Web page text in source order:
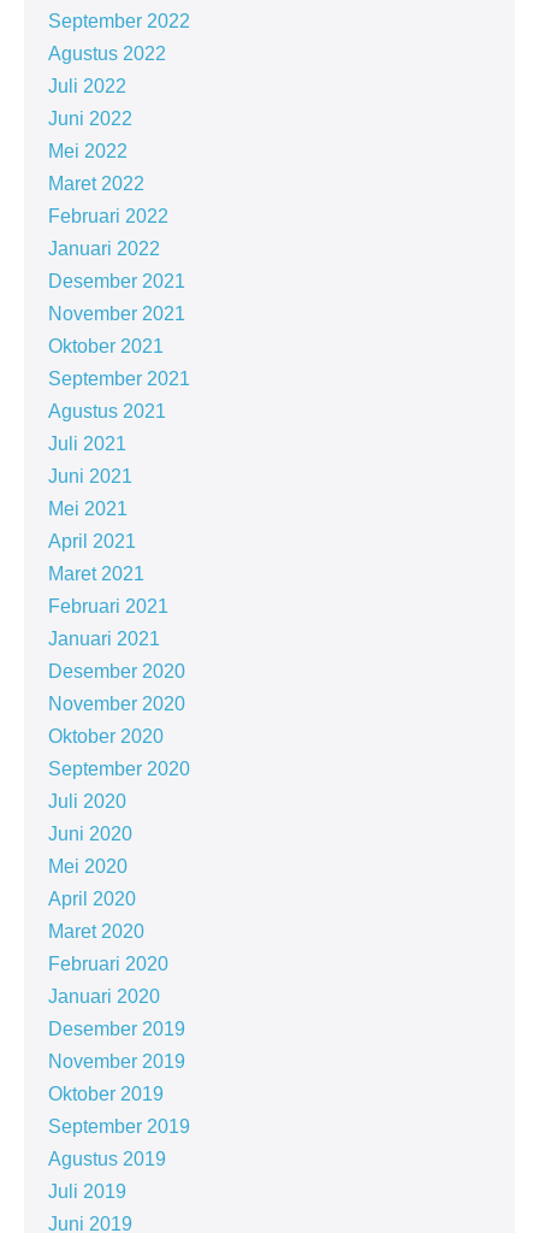
September 2022
Agustus 2022
Juli 2022
Juni 2022
Mei 2022
Maret 2022
Februari 2022
Januari 2022
Desember 2021
November 2021
Oktober 2021
September 2021
Agustus 2021
Juli 2021
Juni 2021
Mei 2021
April 2021
Maret 2021
Februari 2021
Januari 2021
Desember 2020
November 2020
Oktober 2020
September 2020
Juli 2020
Juni 2020
Mei 2020
April 2020
Maret 2020
Februari 2020
Januari 2020
Desember 2019
November 2019
Oktober 2019
September 2019
Agustus 2019
Juli 2019
Juni 2019